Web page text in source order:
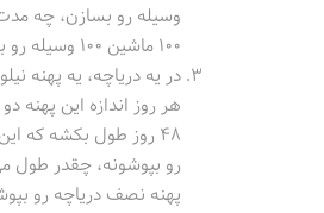
وسیله رو بسازن، چه
100 ماشین 100 وسیله رو بسازن؟ … دقیقه
در یه دریاچه، یه پهنه
هر روز اندازه این پهنه
48 روز طول بکشه که
رو بپوشونه، چقدر طول
پهنه نصف دریاچه رو